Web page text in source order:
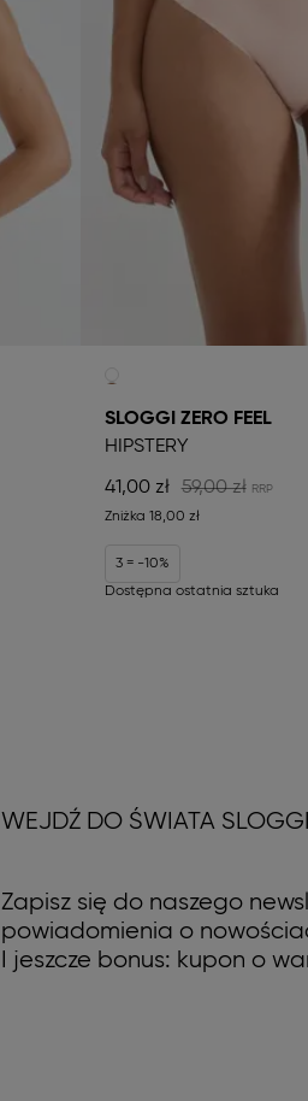
SLOGGI ZERO FEEL
HIPSTERY
41,00 zł 59,00 zł
Zniżka 18,00 zł
3 = -10%
Dostępna ostatnia sztuka
WEJDŹ DO ŚWIATA SLOGGI
Zapisz się do naszego
powiadomienia o
I jeszcze bonus: kupon o